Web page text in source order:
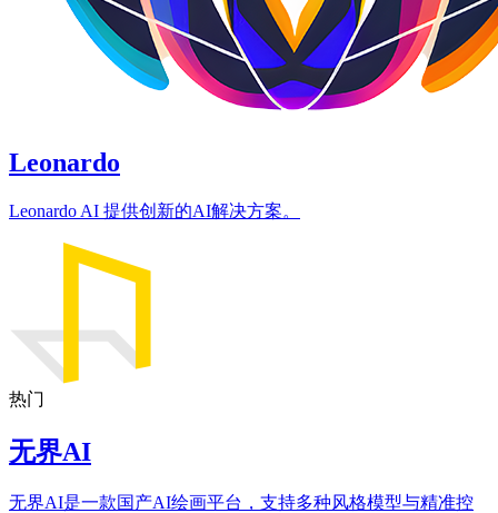
Leonardo
Leonardo AI 提供创新的AI解决方案。
热门
无界AI
无界AI是一款国产AI绘画平台，支持多种风格模型与精准控